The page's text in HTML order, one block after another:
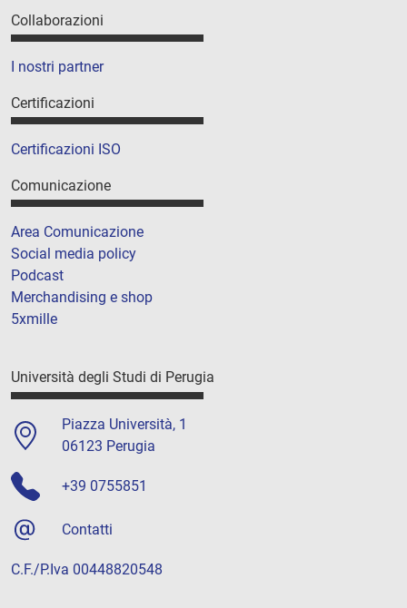
Collaborazioni
I nostri partner
Certificazioni
Certificazioni ISO
Comunicazione
Area Comunicazione
Social media policy
Podcast
Merchandising e shop
5xmille
Università degli Studi di Perugia
Piazza Università, 1
06123 Perugia
+39 0755851
Contatti
C.F./P.Iva 00448820548